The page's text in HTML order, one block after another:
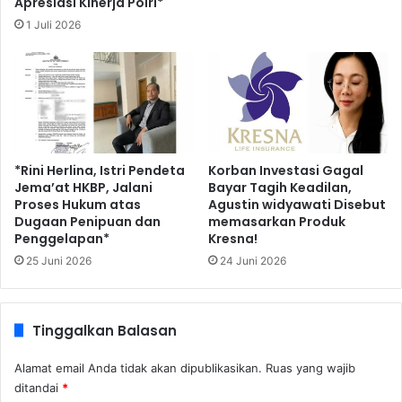
1 Juli 2026
*Rini Herlina, Istri Pendeta
Jema’at HKBP, Jalani
Proses Hukum atas
Dugaan Penipuan dan
Penggelapan*
25 Juni 2026
Korban Investasi Gagal
Bayar Tagih Keadilan,
Agustin widyawati Disebut
memasarkan Produk
Kresna!
24 Juni 2026
Tinggalkan Balasan
Alamat email Anda tidak akan dipublikasikan. Ruas yang wajib
ditandai *